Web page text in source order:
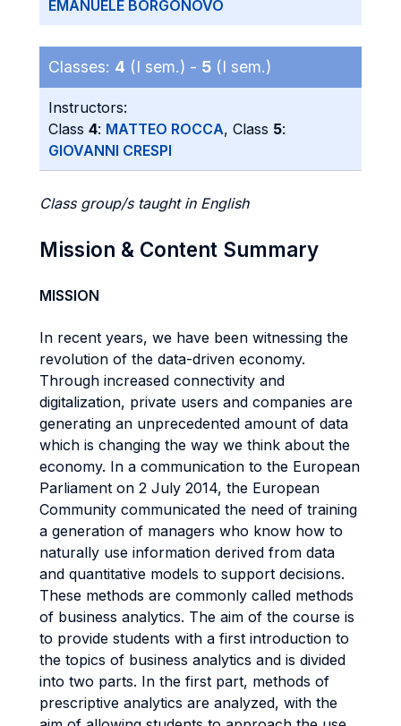
EMANUELE BORGONOVO
Classes: 4 (I sem.) - 5 (I sem.)
Instructors:
Class 4: MATTEO ROCCA, Class 5:
GIOVANNI CRESPI
Class group/s taught in English
Mission & Content Summary
MISSION
In recent years, we have been witnessing the
revolution of the data-driven economy.
Through increased connectivity and
digitalization, private users and companies are
generating an unprecedented amount of data
which is changing the way we think about the
economy. In a communication to the European
Parliament on 2 July 2014, the European
Community communicated the need of training
a generation of managers who know how to
naturally use information derived from data
and quantitative models to support decisions.
These methods are commonly called methods
of business analytics. The aim of the course is
to provide students with a first introduction to
the topics of business analytics and is divided
into two parts. In the first part, methods of
prescriptive analytics are analyzed, with the